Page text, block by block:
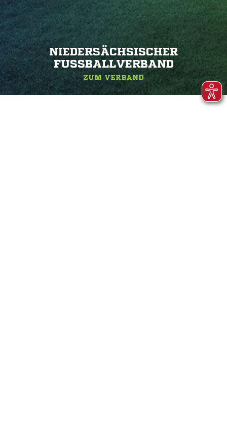
NIEDERSÄCHSISCHER
FUSSBALLVERBAND
ZUM VERBAND